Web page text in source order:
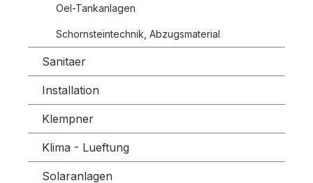
Oel-Tankanlagen
Schornsteintechnik, Abzugsmaterial
Sanitaer
Installation
Klempner
Klima - Lueftung
Solaranlagen